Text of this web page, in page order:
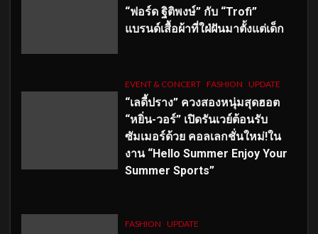
“ฟอร์ด ฐิติพงษ์” กับ “Trofi”
แบรนด์เสื้อผ้าที่ใฝ่ฝันมาตั้งแต่เด็ก
EVENT & CONCERT FASHION UPDATE
“เลดี้ปราง” ควงสองหนุ่มสุดฮอต
“หยิ่น-วอร์” เปิดรันเวย์ต้อนรับ
ซัมเมอร์ด้วย คอลเลกชั่นใหม่!ใน
งาน “Hello Summer Enjoy Your
Summer Sports”
FASHION UPDATE